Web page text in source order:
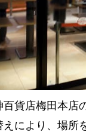
貨店梅田本店
により、場所